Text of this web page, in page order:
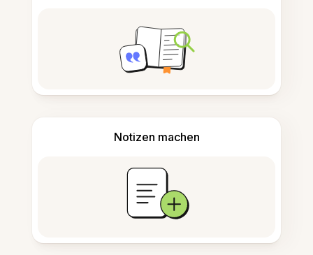
Notizen machen